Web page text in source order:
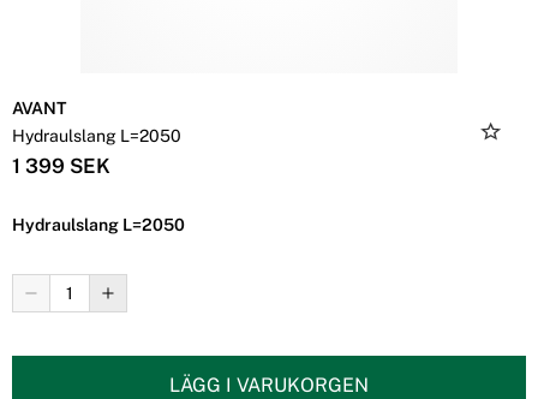
AVANT
Hydraulslang L=2050
1 399 SEK
Hydraulslang L=2050
LÄGG I VARUKORGEN